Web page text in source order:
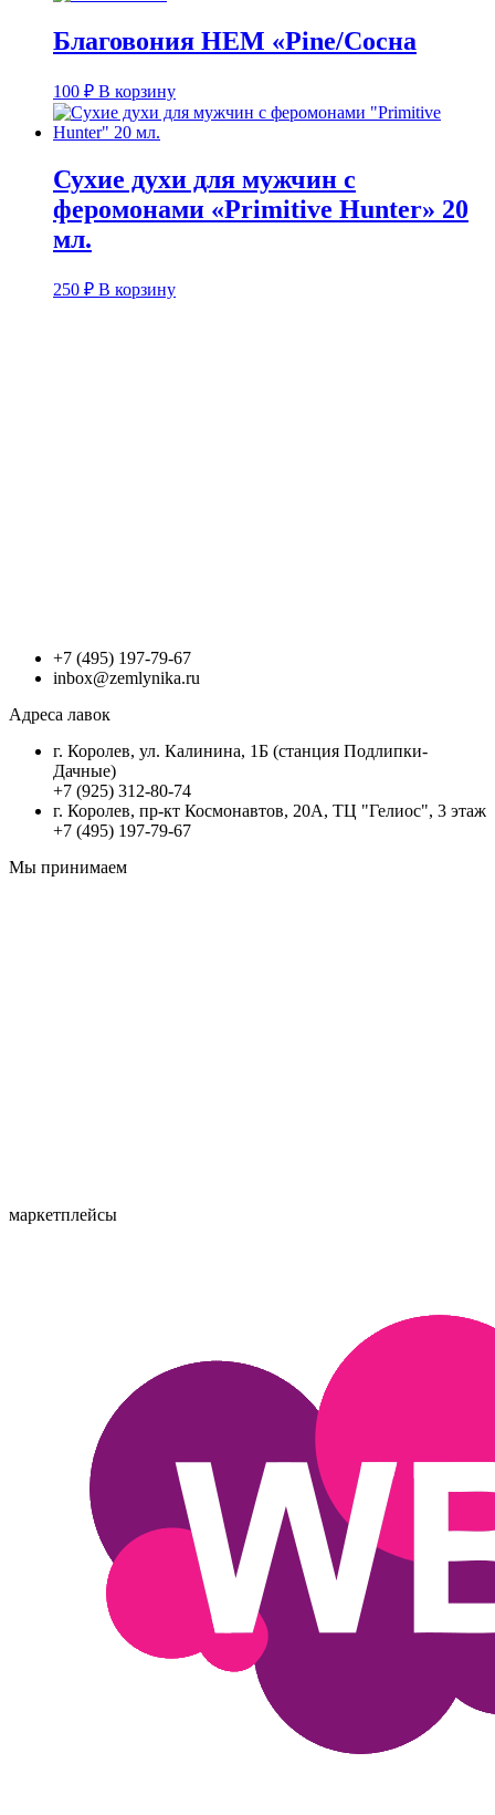
Благовония HEM «Pine/Сосна
100 ₽ В корзину
Сухие духи для мужчин с
феромонами «Primitive Hunter» 20
мл.
250 ₽ В корзину
+7 (495) 197-79-67
inbox@zemlynika.ru
Адреса лавок
г. Королев, ул. Калинина, 1Б (станция Подлипки-
Дачные)
+7 (925) 312-80-74
г. Королев, пр-кт Космонавтов, 20А, ТЦ "Гелиос", 3 этаж
+7 (495) 197-79-67
Мы принимаем
маркетплейсы